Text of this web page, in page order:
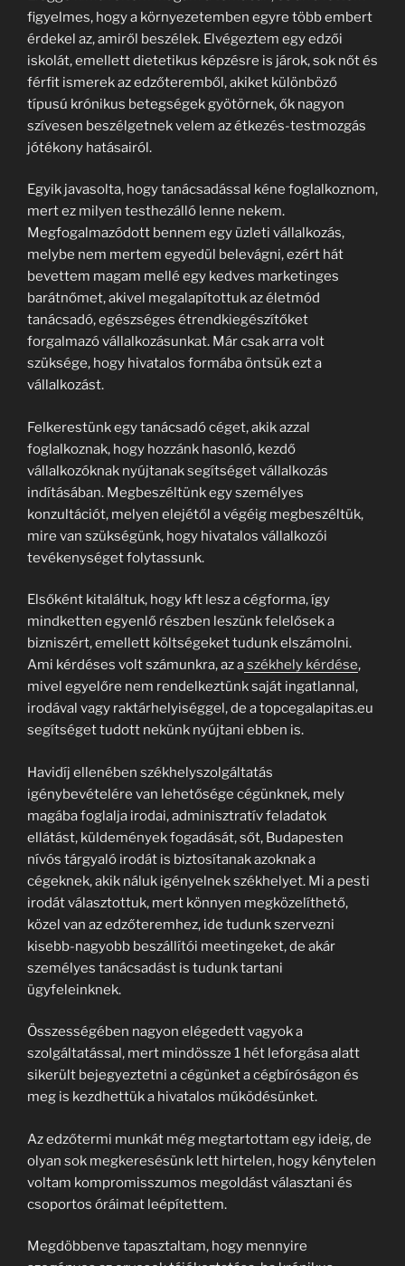
figyelmes, hogy a környezetemben egyre több embert
érdekel az, amiről beszélek. Elvégeztem egy edzői
iskolát, emellett dietetikus képzésre is járok, sok nőt és
férfit ismerek az edzőteremből, akiket különböző
típusú krónikus betegségek gyötörnek, ők nagyon
szívesen beszélgetnek velem az étkezés-testmozgás
jótékony hatásairól.
Egyik javasolta, hogy tanácsadással kéne foglalkoznom,
mert ez milyen testhezálló lenne nekem.
Megfogalmazódott bennem egy üzleti vállalkozás,
melybe nem mertem egyedül belevágni, ezért hát
bevettem magam mellé egy kedves marketinges
barátnőmet, akivel megalapítottuk az életmód
tanácsadó, egészséges étrendkiegészítőket
forgalmazó vállalkozásunkat. Már csak arra volt
szüksége, hogy hivatalos formába öntsük ezt a
vállalkozást.
Felkerestünk egy tanácsadó céget, akik azzal
foglalkoznak, hogy hozzánk hasonló, kezdő
vállalkozóknak nyújtanak segítséget vállalkozás
indításában. Megbeszéltünk egy személyes
konzultációt, melyen elejétől a végéig megbeszéltük,
mire van szükségünk, hogy hivatalos vállalkozói
tevékenységet folytassunk.
Elsőként kitaláltuk, hogy kft lesz a cégforma, így
mindketten egyenlő részben leszünk felelősek a
bizniszért, emellett költségeket tudunk elszámolni.
Ami kérdéses volt számunkra, az aszékhely kérdése,
mivel egyelőre nem rendelkeztünk saját ingatlannal,
irodával vagy raktárhelyiséggel, de a topcegalapitas.eu
segítséget tudott nekünk nyújtani ebben is.
Havidíj ellenében székhelyszolgáltatás
igénybevételére van lehetősége cégünknek, mely
magába foglalja irodai, adminisztratív feladatok
ellátást, küldemények fogadását, sőt, Budapesten
nívós tárgyaló irodát is biztosítanak azoknak a
cégeknek, akik náluk igényelnek székhelyet. Mi a pesti
irodát választottuk, mert könnyen megközelíthető,
közel van az edzőteremhez, ide tudunk szervezni
kisebb-nagyobb beszállítói meetingeket, de akár
személyes tanácsadást is tudunk tartani
ügyfeleinknek.
Összességében nagyon elégedett vagyok a
szolgáltatással, mert mindössze 1 hét leforgása alatt
sikerült bejegyeztetni a cégünket a cégbíróságon és
meg is kezdhettük a hivatalos működésünket.
Az edzőtermi munkát még megtartottam egy ideig, de
olyan sok megkeresésünk lett hirtelen, hogy kénytelen
voltam kompromisszumos megoldást választani és
csoportos óráimat leépítettem.
Megdöbbenve tapasztaltam, hogy mennyire